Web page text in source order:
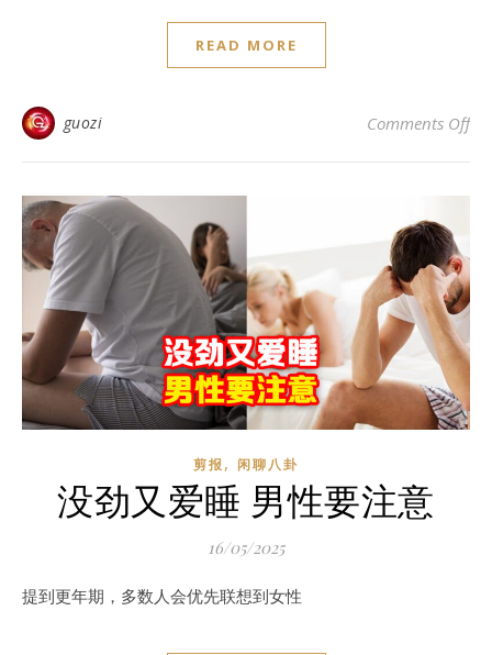
READ MORE
guozi Comments Offon
剪报, 闲聊八卦
没劲又爱睡 男性要注意
16/05/2025
提到更年期，多数人会优先联想到女性